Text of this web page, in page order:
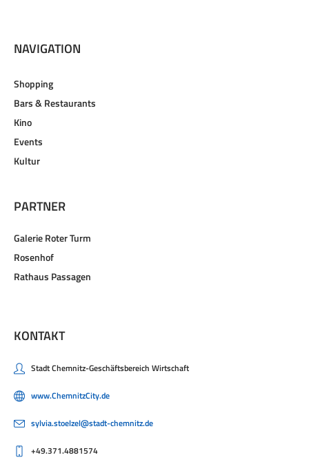
NAVIGATION
Shopping
Bars & Restaurants
Kino
Events
Kultur
PARTNER
Galerie Roter Turm
Rosenhof
Rathaus Passagen
KONTAKT
Stadt Chemnitz-Geschäftsbereich Wirtschaft
www.ChemnitzCity.de
sylvia.stoelzel@stadt-chemnitz.de
+49.371.4881574